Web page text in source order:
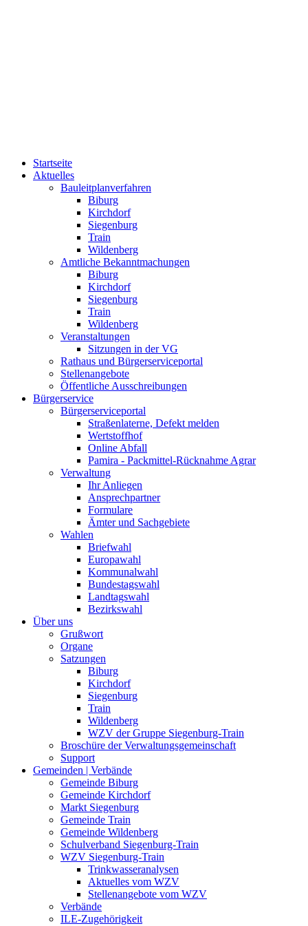
Startseite
Aktuelles
Bauleitplanverfahren
Biburg
Kirchdorf
Siegenburg
Train
Wildenberg
Amtliche Bekanntmachungen
Biburg
Kirchdorf
Siegenburg
Train
Wildenberg
Veranstaltungen
Sitzungen in der VG
Rathaus und Bürgerserviceportal
Stellenangebote
Öffentliche Ausschreibungen
Bürgerservice
Bürgerserviceportal
Straßenlaterne, Defekt melden
Wertstoffhof
Online Abfall
Pamira - Packmittel-Rücknahme Agrar
Verwaltung
Ihr Anliegen
Ansprechpartner
Formulare
Ämter und Sachgebiete
Wahlen
Briefwahl
Europawahl
Kommunalwahl
Bundestagswahl
Landtagswahl
Bezirkswahl
Über uns
Grußwort
Organe
Satzungen
Biburg
Kirchdorf
Siegenburg
Train
Wildenberg
WZV der Gruppe Siegenburg-Train
Broschüre der Verwaltungsgemeinschaft
Support
Gemeinden | Verbände
Gemeinde Biburg
Gemeinde Kirchdorf
Markt Siegenburg
Gemeinde Train
Gemeinde Wildenberg
Schulverband Siegenburg-Train
WZV Siegenburg-Train
Trinkwasseranalysen
Aktuelles vom WZV
Stellenangebote vom WZV
Verbände
ILE-Zugehörigkeit